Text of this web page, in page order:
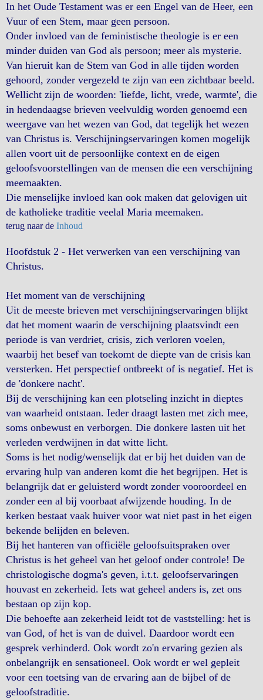
In het Oude Testament was er een Engel van de Heer, een
Vuur of een Stem, maar geen persoon.
Onder invloed van de feministische theologie is er een
minder duiden van God als persoon; meer als mysterie.
Van hieruit kan de Stem van God in alle tijden worden
gehoord, zonder vergezeld te zijn van een zichtbaar beeld.
Wellicht zijn de woorden: 'liefde, licht, vrede, warmte', die
in hedendaagse brieven veelvuldig worden genoemd een
weergave van het wezen van God, dat tegelijk het wezen
van Christus is. Verschijningservaringen komen mogelijk
allen voort uit de persoonlijke context en de eigen
geloofsvoorstellingen van de mensen die een verschijning
meemaakten.
Die menselijke invloed kan ook maken dat gelovigen uit
de katholieke traditie veelal Maria meemaken.
terug naar de Inhoud
Hoofdstuk 2 - Het verwerken van een verschijning van
Christus.
Het moment van de verschijning
Uit de meeste brieven met verschijningservaringen blijkt
dat het moment waarin de verschijning plaatsvindt een
periode is van verdriet, crisis, zich verloren voelen,
waarbij het besef van toekomt de diepte van de crisis kan
versterken. Het perspectief ontbreekt of is negatief. Het is
de 'donkere nacht'.
Bij de verschijning kan een plotseling inzicht in dieptes
van waarheid ontstaan. Ieder draagt lasten met zich mee,
soms onbewust en verborgen. Die donkere lasten uit het
verleden verdwijnen in dat witte licht.
Soms is het nodig/wenselijk dat er bij het duiden van de
ervaring hulp van anderen komt die het begrijpen. Het is
belangrijk dat er geluisterd wordt zonder vooroordeel en
zonder een al bij voorbaat afwijzende houding. In de
kerken bestaat vaak huiver voor wat niet past in het eigen
bekende belijden en beleven.
Bij het hanteren van officiële geloofsuitspraken over
Christus is het geheel van het geloof onder controle! De
christologische dogma's geven, i.t.t. geloofservaringen
houvast en zekerheid. Iets wat geheel anders is, zet ons
bestaan op zijn kop.
Die behoefte aan zekerheid leidt tot de vaststelling: het is
van God, of het is van de duivel. Daardoor wordt een
gesprek verhinderd. Ook wordt zo'n ervaring gezien als
onbelangrijk en sensationeel. Ook wordt er wel gepleit
voor een toetsing van de ervaring aan de bijbel of de
geloofstraditie.